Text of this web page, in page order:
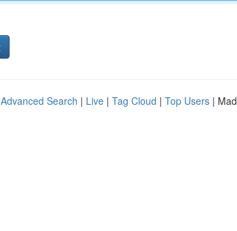
Advanced Search | Live | Tag Cloud | Top Users |